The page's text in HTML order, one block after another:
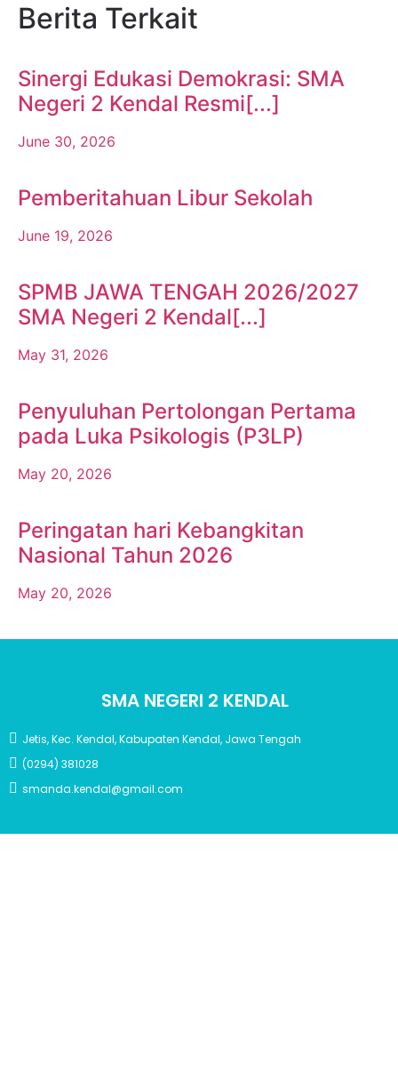
Berita Terkait
Sinergi Edukasi Demokrasi: SMA
Negeri 2 Kendal Resmi[...]
June 30, 2026
Pemberitahuan Libur Sekolah
June 19, 2026
SPMB JAWA TENGAH 2026/2027
SMA Negeri 2 Kendal[...]
May 31, 2026
Penyuluhan Pertolongan Pertama
pada Luka Psikologis (P3LP)
May 20, 2026
Peringatan hari Kebangkitan
Nasional Tahun 2026
May 20, 2026
SMA NEGERI 2 KENDAL
Jetis, Kec. Kendal, Kabupaten Kendal, Jawa Tengah
(0294) 381028
smanda.kendal@gmail.com